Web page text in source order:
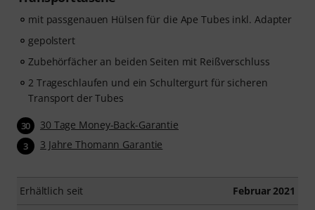
mit passgenauen Hülsen für die Ape Tubes inkl. Adapter
gepolstert
Zubehörfächer an beiden Seiten mit Reißverschluss
2 Trageschlaufen und ein Schultergurt für sicheren
Transport der Tubes
30 30 Tage Money-Back-Garantie
3 3 Jahre Thomann Garantie
Erhältlich seit Februar 2021